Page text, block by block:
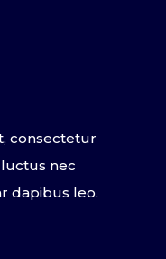
consectetur
nec
dapibus leo.